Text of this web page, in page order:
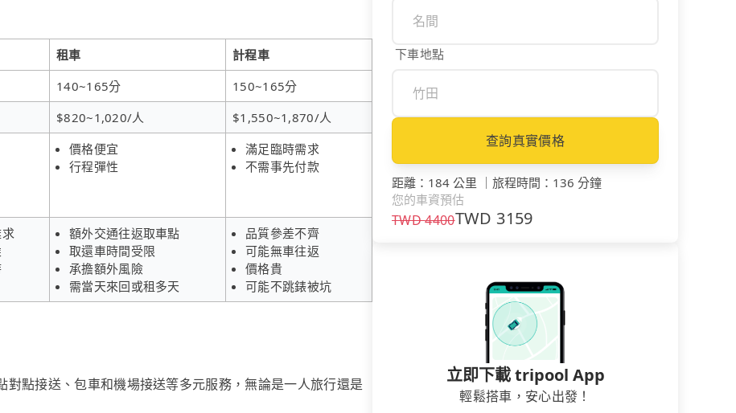
租車
計程車
140~165分
150~165分
$820~1,020/人
$1,550~1,870/人
價格便宜
行程彈性
滿足臨時需求
不需事先付款
額外交通往返取車點
取還車時間受限
承擔額外風險
需當天來回或租多天
品質參差不齊
可能無車往返
價格貴
可能不跳錶被坑
點接送、包車和機場接送等多元服務，無論是一人旅行還是
下車地點
查詢真實價格
距離 ： 184 公里 ｜ 旅程時間 ： 136 分鐘
您的車資預估
TWD4400TWD 3159
立即下載 tripool App
輕鬆搭車，安心出發！